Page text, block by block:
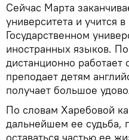
Сейчас Марта
университета и учится
Государственном
иностранных языков.
дистанционно работает
преподает детям
получает большое
По словам Харебовой
дальнейшем ее судьба,